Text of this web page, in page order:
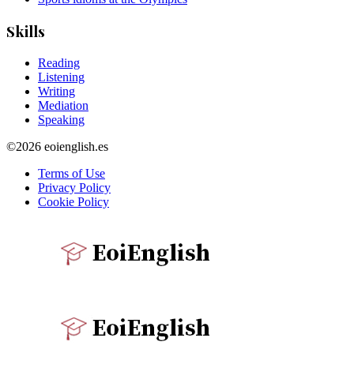
Skills
Reading
Listening
Writing
Mediation
Speaking
©2026 eoienglish.es
Terms of Use
Privacy Policy
Cookie Policy